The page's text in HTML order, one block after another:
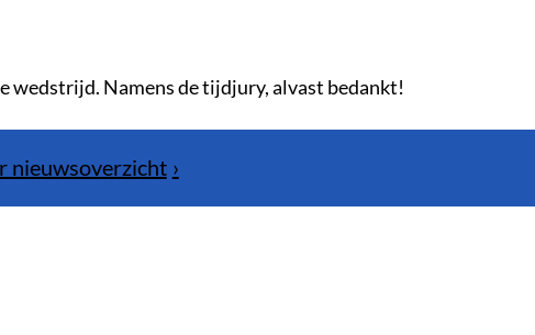
wedstrijd. Namens de tijdjury, alvast bedankt!
nieuwsoverzicht